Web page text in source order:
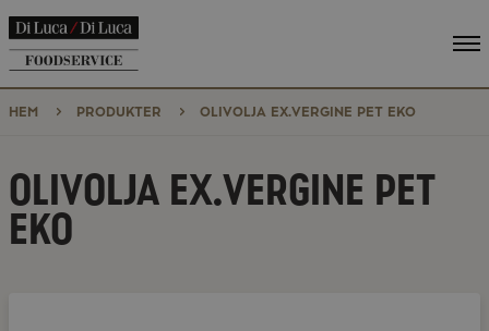
HEM PRODUKTER OLIVOLJA EX.VERGINE PET EKO
OLIVOLJA EX.VERGINE PET
EKO